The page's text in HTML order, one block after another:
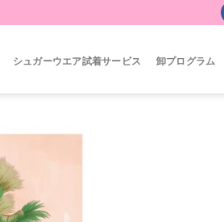
シュガーウエア試着サービス 卸プログラム